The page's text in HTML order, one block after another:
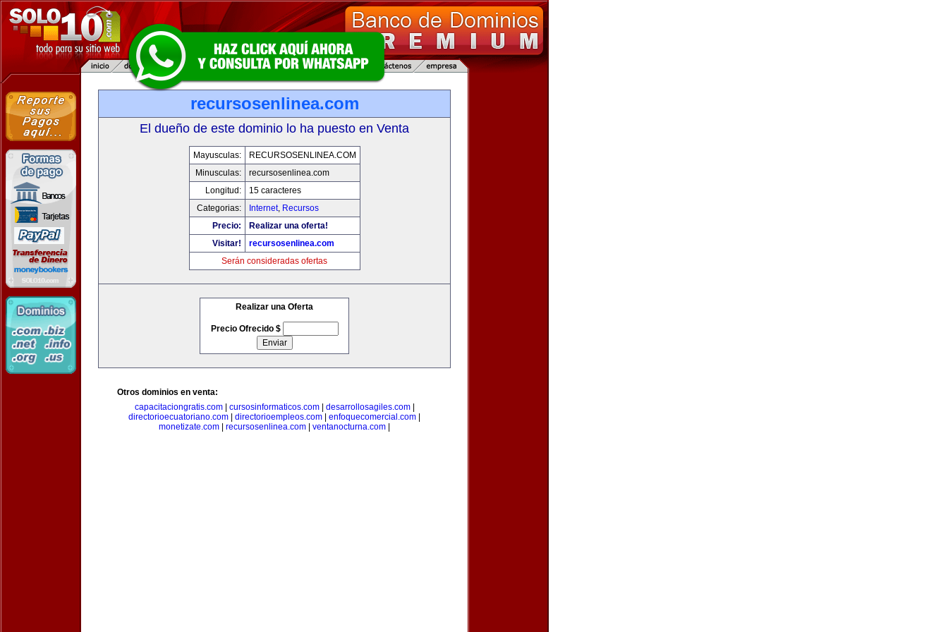
recursosenlinea.com
El dueño de este dominio lo ha puesto en Venta
Mayusculas:
RECURSOSENLINEA.COM
Minusculas:
recursosenlinea.com
Longitud:
15 caracteres
Categorias:
Internet, Recursos
Precio:
Realizar una oferta!
Visitar!
recursosenlinea.com
Serán consideradas ofertas
Realizar una Oferta
Precio Ofrecido $
Otros dominios en venta:
capacitaciongratis.com| cursosinformaticos.com| desarrollosagiles.com|
directorioecuatoriano.com
directorioempleos.com enfoquecomercial.com
monetizate.com
recursosenlinea.com ventanocturna.com